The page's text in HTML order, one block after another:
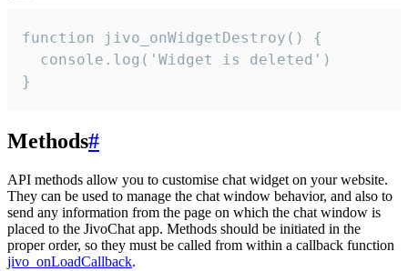
function jivo_onWidgetDestroy() {
  console.log('Widget is deleted')
}
Methods#
API methods allow you to customise chat widget on your website.
They can be used to manage the chat window behavior, and also to
send any information from the page on which the chat window is
placed to the JivoChat app. Methods should be initiated in the
proper order, so they must be called from within a callback function
jivo_onLoadCallback.